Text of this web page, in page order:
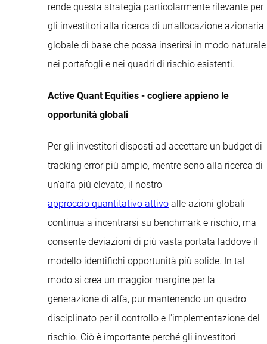
rende questa strategia particolarmente rilevante per
gli investitori alla ricerca di un'allocazione azionaria
globale di base che possa inserirsi in modo naturale
nei portafogli e nei quadri di rischio esistenti.
Active Quant Equities - cogliere appieno le
opportunità globali
Per gli investitori disposti ad accettare un budget di
tracking error più ampio, mentre sono alla ricerca di
un'alfa più elevato, il nostro
approccio quantitativo attivo alle azioni globali
continua a incentrarsi su benchmark e rischio, ma
consente deviazioni di più vasta portata laddove il
modello identifichi opportunità più solide. In tal
modo si crea un maggior margine per la
generazione di alfa, pur mantenendo un quadro
disciplinato per il controllo e l'implementazione del
rischio. Ciò è importante perché gli investitori